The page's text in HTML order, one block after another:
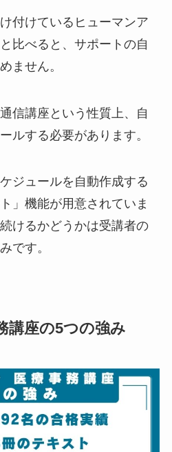
付けているヒューマンア
比べると、サポートの自
ません。
信講座という性質上、自
ルする必要があります。
ジュールを自動作成する
」機能が用意されていま
けるかどうかは受講者の
です。
講座の5つの強み